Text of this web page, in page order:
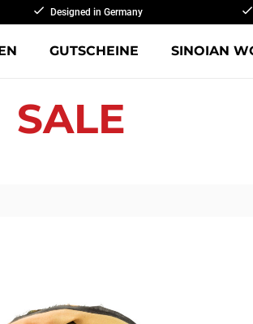
Designed in Germany
GUTSCHEINE SINOIAN
SALE